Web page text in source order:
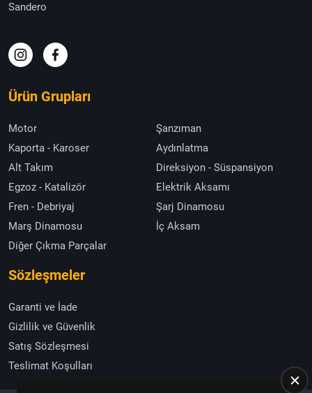
Sandero
Ürün Grupları
Motor
Şanzıman
Kaporta - Karoser
Aydınlatma
Alt Takım
Direksiyon - Süspansiyon
Egzoz - Katalizör
Elektrik Aksamı
Fren - Debriyaj
Şarj Dinamosu
Marş Dinamosu
İç Aksam
Diğer Çıkma Parçalar
Sözleşmeler
Garanti ve İade
Gizlilik ve Güvenlik
Satış Sözleşmesi
Teslimat Koşulları